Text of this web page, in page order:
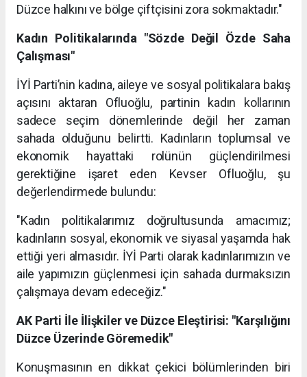
Düzce halkını ve bölge çiftçisini zora sokmaktadır."
Kadın Politikalarında "Sözde Değil Özde Saha
Çalışması"
İYİ Parti’nin kadına, aileye ve sosyal politikalara bakış
açısını aktaran Ofluoğlu, partinin kadın kollarının
sadece seçim dönemlerinde değil her zaman
sahada olduğunu belirtti. Kadınların toplumsal ve
ekonomik hayattaki rolünün güçlendirilmesi
gerektiğine işaret eden Kevser Ofluoğlu, şu
değerlendirmede bulundu:
"Kadın politikalarımız doğrultusunda amacımız;
kadınların sosyal, ekonomik ve siyasal yaşamda hak
ettiği yeri almasıdır. İYİ Parti olarak kadınlarımızın ve
aile yapımızın güçlenmesi için sahada durmaksızın
çalışmaya devam edeceğiz."
AK Parti İle İlişkiler ve Düzce Eleştirisi: "Karşılığını
Düzce Üzerinde Göremedik"
Konuşmasının en dikkat çekici bölümlerinden biri